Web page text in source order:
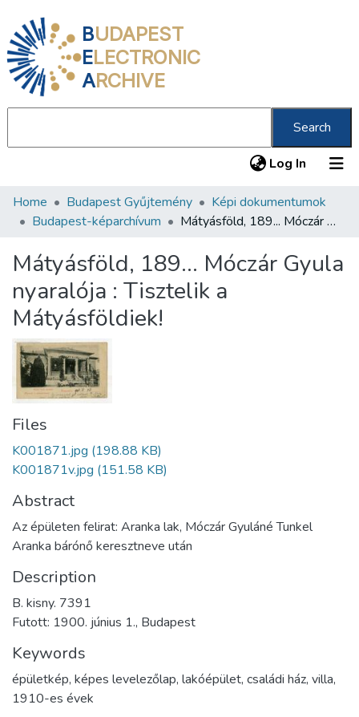
BUDAPEST
ELECTRONIC
ARCHIVE
Search
Log In (current)
Communities & Collections
Statistics
About us
Home Budapest Gyűjtemény
Képi dokumentumok
Budapest-képarchívum
Mátyásföld, 189... Móczár Gyula nyaralója : Tisztelik a Mátyásföldiek!
Mátyásföld, 189... Móczár Gyula
nyaralója : Tisztelik a
Mátyásföldiek!
Files
K001871.jpg (198.88 KB)
K001871v.jpg (151.58 KB)
Abstract
Az épületen felirat: Aranka lak, Móczár Gyuláné Tunkel
Aranka bárónő keresztneve után
Description
B. kisny. 7391
Futott: 1900. június 1., Budapest
Keywords
épületkép, képes levelezőlap, lakóépület, családi ház, villa,
1910-es évek